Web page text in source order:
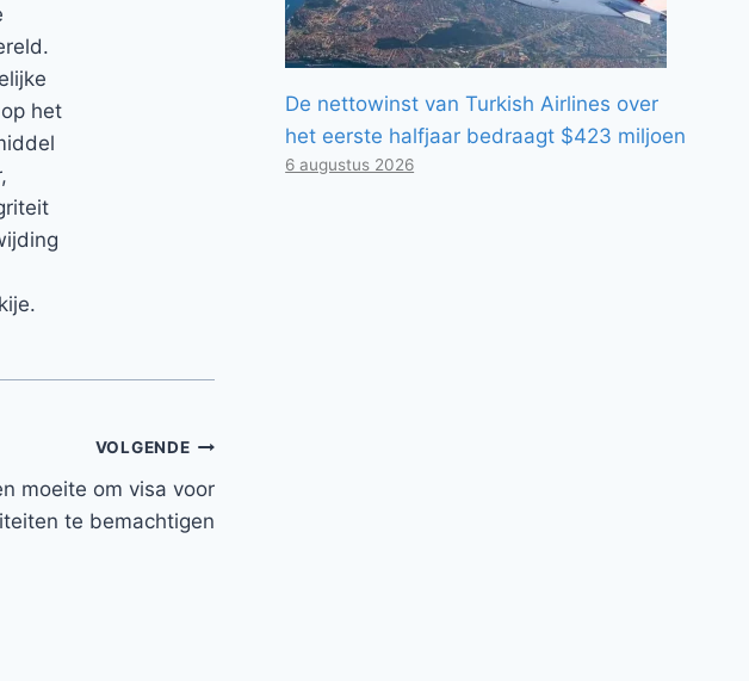
het
VOLGENDE
moeite om visa voor
te bemachtigen
De nettowinst van Turkish Airlines over
het eerste halfjaar bedraagt ​​$423 miljoen
6 augustus 2026